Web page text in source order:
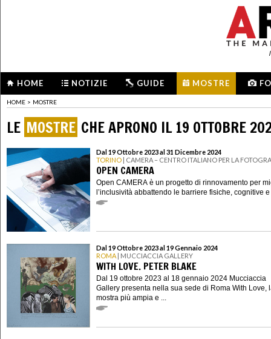
HOME NOTIZIE GUIDE MOSTRE
HOME > MOSTRE
LE MOSTRE CHE APRONO IL 19 OTTOBRE
Dal 19 Ottobre 2023 al 31 Dicembre 2024
TORINO | CAMERA – CENTRO ITALIANO PER LA
OPEN CAMERA
Open CAMERA è un progetto di rinnovamento per
l’inclusività abbattendo le barriere fisiche, cognitive
Dal 19 Ottobre 2023 al 19 Gennaio 2024
ROMA | MUCCIACCIA GALLERY
WITH LOVE. PETER BLAKE
Dal 19 ottobre 2023 al 18 gennaio 2024 Mucciaccia
Gallery presenta nella sua sede di Roma With Love,
mostra più ampia e ...